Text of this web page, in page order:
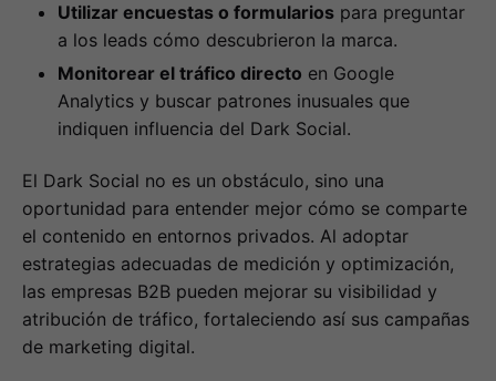
Utilizar encuestas o formularios para preguntar
a los leads cómo descubrieron la marca.
Monitorear el tráfico directo en Google
Analytics y buscar patrones inusuales que
indiquen influencia del Dark Social.
El Dark Social no es un obstáculo, sino una
oportunidad para entender mejor cómo se comparte
el contenido en entornos privados. Al adoptar
estrategias adecuadas de medición y optimización,
las empresas B2B pueden mejorar su visibilidad y
atribución de tráfico, fortaleciendo así sus campañas
de marketing digital.